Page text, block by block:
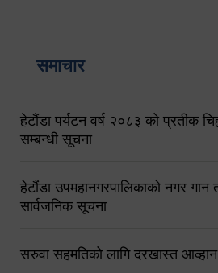
समाचार
हेटौंडा पर्यटन वर्ष २०८३ को प्रतीक
सम्बन्धी सूचना
हेटौंडा उपमहानगरपालिकाको नगर गान
सार्वजनिक सूचना
सरुवा सहमतिको लागि दरखास्त